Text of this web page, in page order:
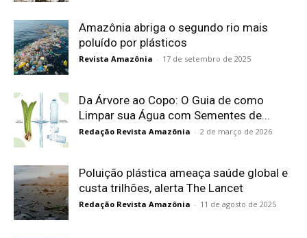
Amazônia abriga o segundo rio mais
poluído por plásticos
Revista Amazônia - 17 de setembro de 2025
Da Árvore ao Copo: O Guia de como
Limpar sua Água com Sementes de...
Redação Revista Amazônia - 2 de março de 2026
Poluição plástica ameaça saúde global e
custa trilhões, alerta The Lancet
Redação Revista Amazônia - 11 de agosto de 2025